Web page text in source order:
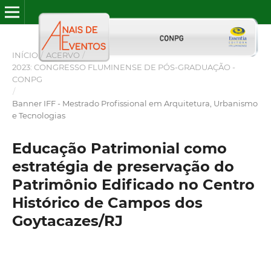
INÍCIO / ACERVO /
2023: CONGRESSO FLUMINENSE DE PÓS-GRADUAÇÃO -
CONPG
/
Banner IFF - Mestrado Profissional em Arquitetura, Urbanismo
e Tecnologias
Educação Patrimonial como
estratégia de preservação do
Patrimônio Edificado no Centro
Histórico de Campos dos
Goytacazes/RJ